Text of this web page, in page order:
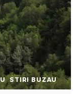
STIRI BUZAU